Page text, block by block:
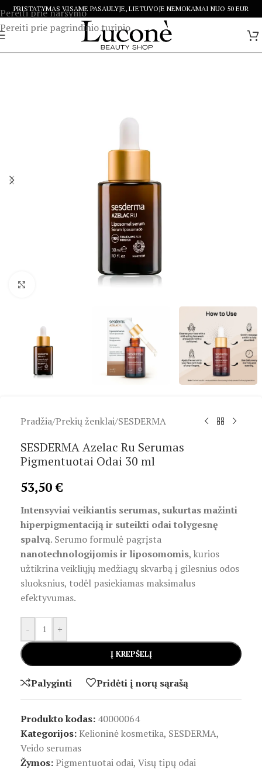
Pereiti prie naršymo
Pereiti prie pagrindinio turinio
PRISTATYMAS VISAME PASAULYJE, LIETUVOJE NEMOKAMAI NUO 50 EUR
Spustelėkite, kad padidintumėte
Pradžia/Prekių ženklai/SESDERMA
SESDERMA Azelac Ru Serumas
Pigmentuotai Odai 30 ml
53,50€
Intensyviai veikiantis serumas, sukurtas mažinti
hiperpigmentaciją ir suteikti odai tolygesnę
spalvą. Serumo formulė pagrįsta
nanotechnologijomis ir liposomomis, kurios
užtikrina veikliųjų medžiagų skvarbą į gilesnius odos
sluoksnius, todėl pasiekiamas maksimalus
efektyvumas.
- +
Į KREPŠELĮ
Palyginti Pridėti į norų sąrašą
Produkto kodas: 40000064
Kategorijos: Kelioninė kosmetika, SESDERMA,
Veido serumas
Žymos: Pigmentuotai odai, Visų tipų odai